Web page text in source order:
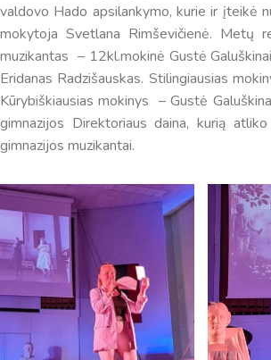
valdovo Hado apsilankymo, kurie ir įteikė
mokytoja Svetlana Rimševičienė. Metų
muzikantas – 12kl.mokinė Gustė
Eridanas Radzišauskas. Stilingiausias
Kūrybiškiausias mokinys – Gustė
gimnazijos Direktoriaus daina, kurią
gimnazijos muzikantai.